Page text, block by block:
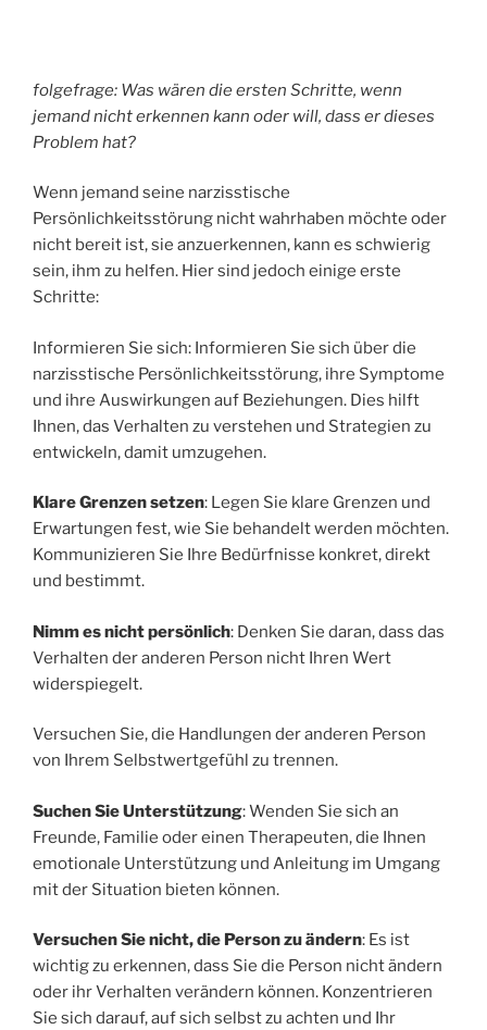
folgefrage: Was wären die ersten Schritte, wenn
jemand nicht erkennen kann oder will, dass er dieses
Problem hat?
Wenn jemand seine narzisstische
Persönlichkeitsstörung nicht wahrhaben möchte oder
nicht bereit ist, sie anzuerkennen, kann es schwierig
sein, ihm zu helfen. Hier sind jedoch einige erste
Schritte:
Informieren Sie sich: Informieren Sie sich über die
narzisstische Persönlichkeitsstörung, ihre Symptome
und ihre Auswirkungen auf Beziehungen. Dies hilft
Ihnen, das Verhalten zu verstehen und Strategien zu
entwickeln, damit umzugehen.
Klare Grenzen setzen: Legen Sie klare Grenzen und
Erwartungen fest, wie Sie behandelt werden möchten.
Kommunizieren Sie Ihre Bedürfnisse konkret, direkt
und bestimmt.
Nimm es nicht persönlich: Denken Sie daran, dass das
Verhalten der anderen Person nicht Ihren Wert
widerspiegelt.
Versuchen Sie, die Handlungen der anderen Person
von Ihrem Selbstwertgefühl zu trennen.
Suchen Sie Unterstützung: Wenden Sie sich an
Freunde, Familie oder einen Therapeuten, die Ihnen
emotionale Unterstützung und Anleitung im Umgang
mit der Situation bieten können.
Versuchen Sie nicht, die Person zu ändern: Es ist
wichtig zu erkennen, dass Sie die Person nicht ändern
oder ihr Verhalten verändern können. Konzentrieren
Sie sich darauf, auf sich selbst zu achten und Ihr